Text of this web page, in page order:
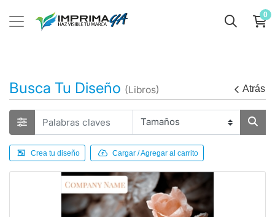
0
Busca Tu Diseño (Libros) Atrás
Crea tu diseño Cargar / Agregar al carrito